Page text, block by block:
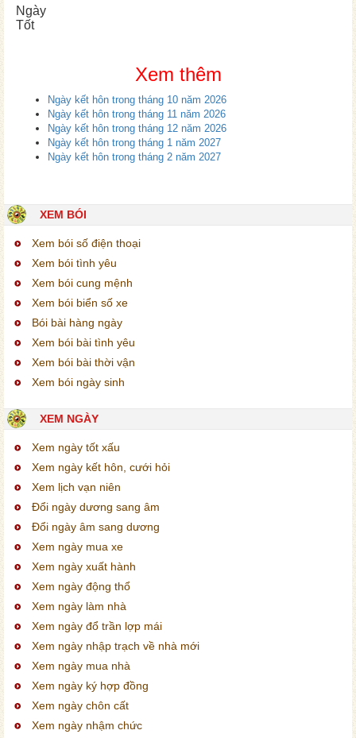
Ngày
Tốt
Xem thêm
Ngày kết hôn trong tháng 10 năm 2026
Ngày kết hôn trong tháng 11 năm 2026
Ngày kết hôn trong tháng 12 năm 2026
Ngày kết hôn trong tháng 1 năm 2027
Ngày kết hôn trong tháng 2 năm 2027
XEM BÓI
Xem bói số điện thoại
Xem bói tình yêu
Xem bói cung mệnh
Xem bói biển số xe
Bói bài hàng ngày
Xem bói bài tình yêu
Xem bói bài thời vận
Xem bói ngày sinh
XEM NGÀY
Xem ngày tốt xấu
Xem ngày kết hôn, cưới hỏi
Xem lịch vạn niên
Đổi ngày dương sang âm
Đổi ngày âm sang dương
Xem ngày mua xe
Xem ngày xuất hành
Xem ngày động thổ
Xem ngày làm nhà
Xem ngày đổ trần lợp mái
Xem ngày nhập trạch về nhà mới
Xem ngày mua nhà
Xem ngày ký hợp đồng
Xem ngày chôn cất
Xem ngày nhậm chức